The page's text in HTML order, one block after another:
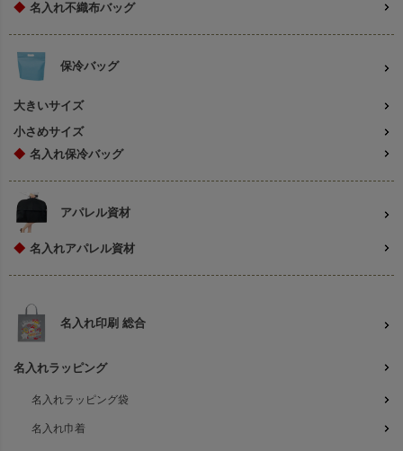
◆ 名入れ不織布バッグ
保冷バッグ
大きいサイズ
小さめサイズ
◆ 名入れ保冷バッグ
アパレル資材
◆ 名入れアパレル資材
名入れ印刷 総合
名入れラッピング
名入れラッピング袋
名入れ巾着